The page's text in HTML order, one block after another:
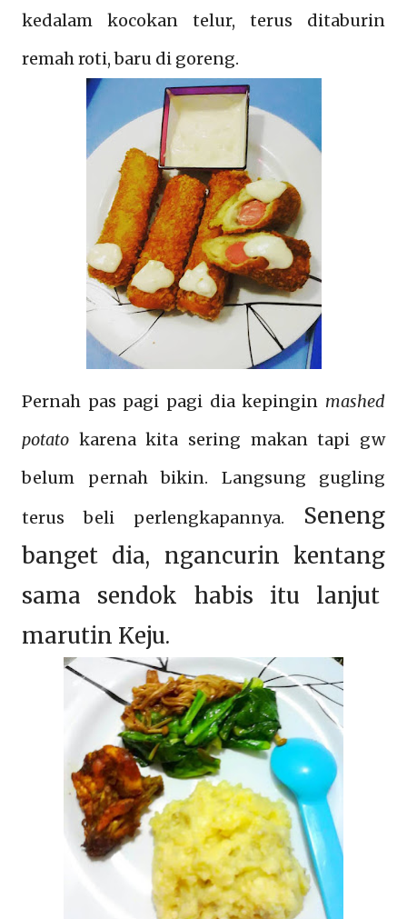
kedalam kocokan telur, terus ditaburin
remah roti, baru di goreng.
Pernah pas pagi pagi dia kepingin mashed
potato karena kita sering makan tapi gw
belum pernah bikin. Langsung gugling
terus beli perlengkapannya. Seneng
banget dia, ngancurin kentang
sama sendok habis itu lanjut
marutin Keju.